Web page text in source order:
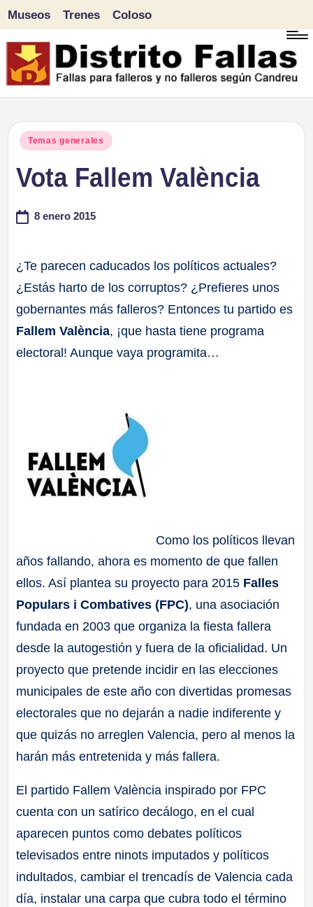
Saltar
al
Museos Trenes Coloso
Publicado
Temas generales
Vota Fallem València
8 enero 2015
¿Te parecen caducados los políticos actuales?
¿Estás harto de los corruptos? ¿Prefieres unos
gobernantes más falleros? Entonces tu partido es
Fallem València, ¡que hasta tiene programa
electoral! Aunque vaya programita…
Como los políticos llevan
años fallando, ahora es momento de que fallen
ellos. Así plantea su proyecto para 2015 Falles
Populars i Combatives (FPC), una asociación
fundada en 2003 que organiza la fiesta fallera
desde la autogestión y fuera de la oficialidad. Un
proyecto que pretende incidir en las elecciones
municipales de este año con divertidas promesas
electorales que no dejarán a nadie indiferente y
que quizás no arreglen Valencia, pero al menos la
harán más entretenida y más fallera.
El partido Fallem València inspirado por FPC
cuenta con un satírico decálogo, en el cual
aparecen puntos como debates políticos
televisados entre ninots imputados y políticos
indultados, cambiar el trencadís de Valencia cada
día, instalar una carpa que cubra todo el término